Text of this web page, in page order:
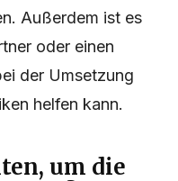
Außerdem ist es
oder einen
der Umsetzung
helfen kann.
um die